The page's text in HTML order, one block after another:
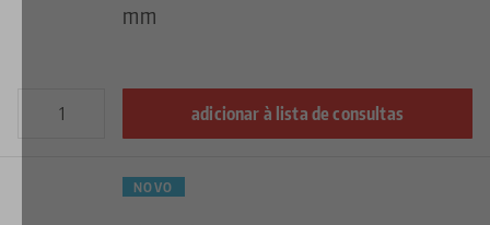
mm
adicionar à lista de consultas
NOVO